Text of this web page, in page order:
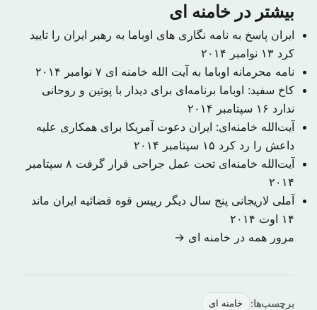
بیشتر در خامنه ای
ایران پاسخ به نامه نگاری های اوباما به رهبر ایران را تایید
کرد ۱۳ نوامبر ۲۰۱۴
نامه محرمانه اوباما به آیت الله خامنه ای ۷ نوامبر ۲۰۱۴
کاخ سفید: اوباما برنامه‌ای برای دیدار با پوتین و روحانی
ندارد ۱۶ سپتامبر ۲۰۱۴
آیت‌الله خامنه‌ای: ایران دعوت آمریکا برای همکاری علیه
داعش را رد کرد ۱۵ سپتامبر ۲۰۱۴
آیت‌الله خامنه‌ای تحت عمل جراحی قرار گرفت
۸ سپتامبر
۲۰۱۴
آملی لاریجانی پنج سال دیگر رییس قوه قضائیه ایران ماند
۱۴ اوت ۲۰۱۴
مرور همه در خامنه ای →
برچسب‌ها: خامنه ای